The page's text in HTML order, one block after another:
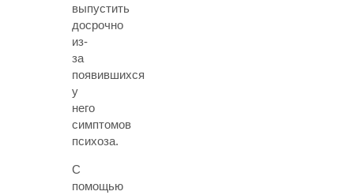
выпустить
досрочно
из-
за
появившихся
у
него
симптомов
психоза.
С
помощью